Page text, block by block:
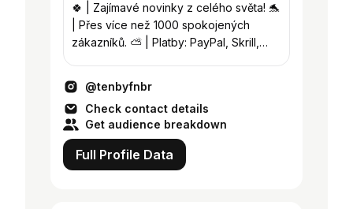
🍀 | Zajímavé novinky z celého světa! 🐬
| Přes více než 1000 spokojených
zákazníků. ⛅️ | Platby: PayPal, Skrill,
@tenbyfnbr
Check contact details
Get audience breakdown
Full Profile Data